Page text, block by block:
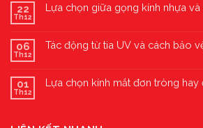
22
Th12
Lựa chọn giữa gọng kính nhựa
06
Th12
Tác động từ tia UV và cách bảo
01
Th12
Lựa chọn kính mắt đơn tròng hay